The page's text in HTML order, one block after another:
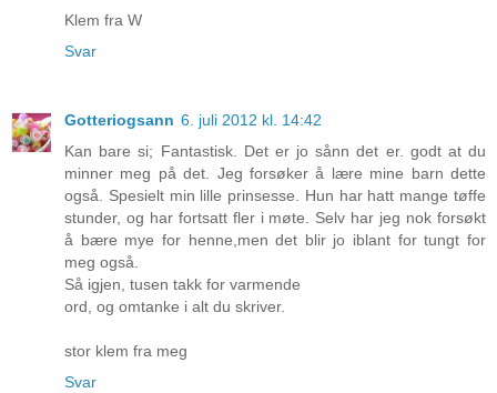
Klem fra W
Svar
Gotteriogsann 6. juli 2012 kl. 14:42
Kan bare si; Fantastisk. Det er jo sånn det er. godt at du
minner meg på det. Jeg forsøker å lære mine barn dette
også. Spesielt min lille prinsesse. Hun har hatt mange tøffe
stunder, og har fortsatt fler i møte. Selv har jeg nok forsøkt
å bære mye for henne,men det blir jo iblant for tungt for
meg også.
Så igjen, tusen takk for varmende
ord, og omtanke i alt du skriver.
stor klem fra meg
Svar